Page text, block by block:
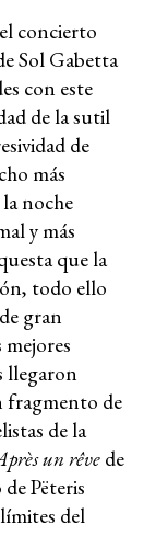
concierto
Sol Gabetta
con este
de la sutil
de
más
noche
y más
que la
todo ello
gran
llegaron
fragmento de
de la
un rêvede
Pëteris
del